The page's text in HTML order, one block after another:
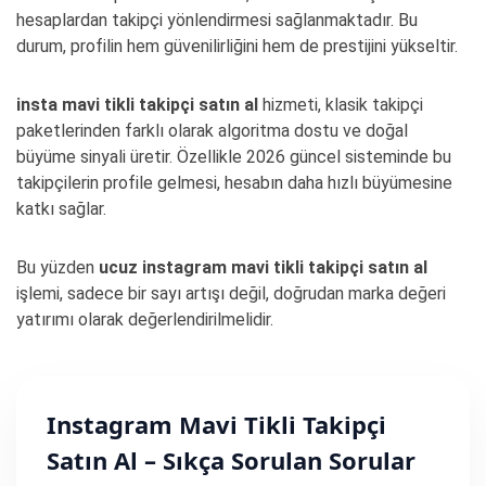
hesaplardan takipçi yönlendirmesi sağlanmaktadır. Bu
durum, profilin hem güvenilirliğini hem de prestijini yükseltir.
insta mavi tikli takipçi satın al hizmeti, klasik takipçi
paketlerinden farklı olarak algoritma dostu ve doğal
büyüme sinyali üretir. Özellikle 2026 güncel sisteminde bu
takipçilerin profile gelmesi, hesabın daha hızlı büyümesine
katkı sağlar.
Bu yüzden ucuz instagram mavi tikli takipçi satın al
işlemi, sadece bir sayı artışı değil, doğrudan marka değeri
yatırımı olarak değerlendirilmelidir.
Instagram Mavi Tikli Takipçi
Satın Al – Sıkça Sorulan Sorular